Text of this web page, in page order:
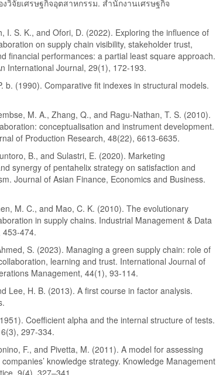
วิจัยเศรษฐกิจอุตสาหกรรม. สำนักงานเศรษฐกิจ
I. S. K., and Ofori, D. (2022). Exploring the influence of
on supply chain visibility, stakeholder trust,
financial performances: a partial least square approach.
International Journal, 29(1), 172-193.
b. (1990). Comparative fit indexes in structural models.
M. A., Zhang, Q., and Ragu-Nathan, T. S. (2010).
conceptualisation and instrument development.
of Production Research, 48(22), 6613-6635.
B., and Sulastri, E. (2020). Marketing
synergy of pentahelix strategy on satisfaction and
Journal of Asian Finance, Economics and Business.
M. C., and Mao, C. K. (2010). The evolutionary
in supply chains. Industrial Management & Data
453-474.
S. (2023). Managing a green supply chain: role of
learning and trust. International Journal of
Management, 44(1), 93-114.
Lee, H. B. (2013). A first course in factor analysis.
Coefficient alpha and the internal structure of tests.
297-334.
F., and Pivetta, M. (2011). A model for assessing
knowledge strategy. Knowledge Management
9(4), 327–341.